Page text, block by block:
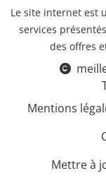
Le site internet est
services
des offres
Mentions
Mettre à